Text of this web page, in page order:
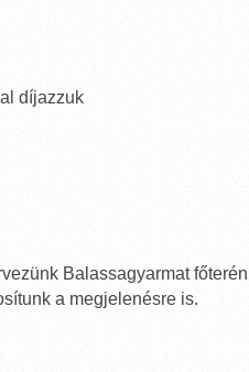
díjazzuk
Balassagyarmat főterén
a megjelenésre is.